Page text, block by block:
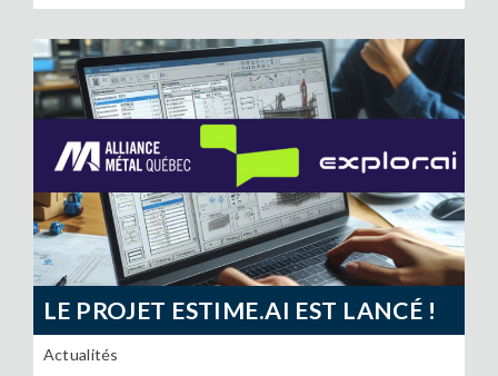
LE PROJET ESTIME.AI EST LANCÉ !
Actualités